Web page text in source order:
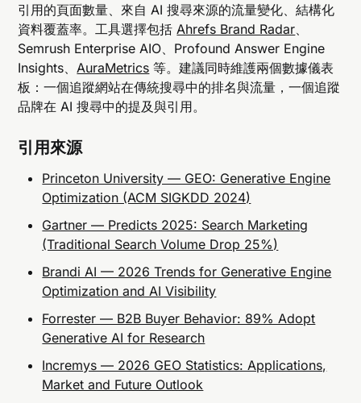
引用的頁面數量、來自 AI 搜尋來源的流量變化、結構化
資料覆蓋率。工具選擇包括Ahrefs Brand Radar、
Semrush Enterprise AIO、Profound Answer Engine
Insights、AuraMetrics 等。建議同時維護兩個數據儀表
板：一個追蹤網站在傳統搜尋中的排名與流量，一個追蹤
品牌在 AI 搜尋中的提及與引用。
引用來源
Princeton University — GEO: Generative Engine
Optimization (ACM SIGKDD 2024)
Gartner — Predicts 2025: Search Marketing
(Traditional Search Volume Drop 25%)
Brandi AI — 2026 Trends for Generative Engine
Optimization and AI Visibility
Forrester — B2B Buyer Behavior: 89% Adopt
Generative AI for Research
Incremys — 2026 GEO Statistics: Applications,
Market and Future Outlook